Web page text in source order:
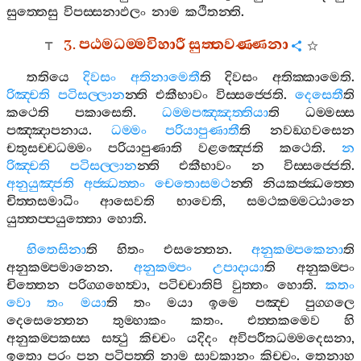
සුත‍්තෙසු විපස‍්සනාඵලං නාම කථිතන‍්ති.
3.පඨමධම‍්මවිහාරීසුත‍්තවණ‍්ණනා
තතියෙ දිවසං අතිනාමෙතීති දිවසං අතික‍්කාමෙති.
රිඤ‍්චති පටිසල‍්ලානන‍්ති එකීභාවං විස‍්සජ‍්ජෙති. දෙසෙතීති
කථෙති
පකාසෙති. ධම‍්මපඤ‍්ඤත‍්තියාති
ධම‍්මස‍්ස
පඤ‍්ඤාපනාය. ධම‍්මං පරියාපුණාතීති
නවඞ‍්ගවසෙන
චතුසච‍්චධම‍්මං
පරියාපුණාති වළඤ‍්ජෙති කථෙති. න
රිඤ‍්චති
පටිසල‍්ලානන‍්ති එකීභාවං න විස‍්සජ‍්ජෙති.
අනුයුඤ‍්ජති
අජ‍්ඣත‍්තං චෙතොසමථන‍්ති
නියකජ‍්ඣත‍්තෙ
චිත‍්තසමාධිං
ආසෙවති භාවෙති,සමථකම‍්මට‍්ඨානෙ
යුත‍්තප‍්පයුත‍්තො හොති.
හිතෙසිනාති හිතං එසන‍්තෙන. අනුකම‍්පකෙනාති
අනුකම‍්පමානෙන. අනුකම‍්පං උපාදායාති
අනුකම‍්පං
චිත‍්තෙන
පරිග‍්ගහෙත්‍වා,පටිච‍්චාතිපි වුත‍්තං හොති.කතං
වො
තං මයාති තං මයා ඉමෙ පඤ‍්ච
පුග‍්ගලෙ
දෙසෙන‍්තෙන
තුම‍්හාකං කතං. එත‍්තකමෙව
හි
අනුකම‍්පකස‍්ස
සත්‍ථු කිච‍්චං යදිදං අවිපරීතධම‍්මදෙසනා,
ඉතො පරං පන පටිපත‍්ති නාම සාවකානං කිච‍්චං. තෙනාහ